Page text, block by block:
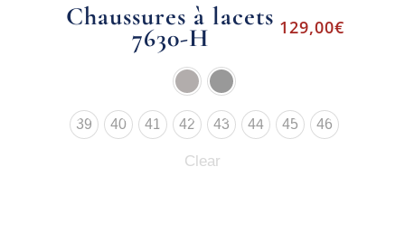
Chaussures à lacets
7630-H 129,00€
39 40 41 42 43 44 45 46
Clear